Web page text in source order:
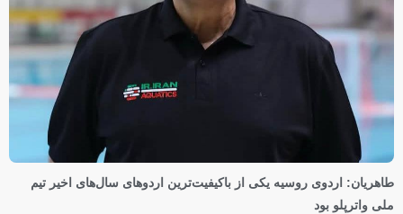
طاهریان: اردوی روسیه یکی از باکیفیت‌ترین اردوهای سال‌های اخیر تیم
ملی واترپلو بود